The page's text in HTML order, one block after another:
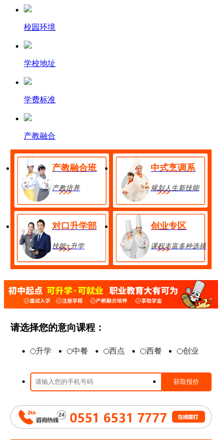
校园环境
学校地址
学费标准
产教融合
产教融合班
产教培养
中式烹调系
规划人生新技能
对口升学部
技能+升学
创业专区
课程丰富多种选择
请选择您的意向课程：
升学 中餐 西点 西餐 创业
金典总厨班 28人
时尚西点班23人 享助学金 技能+升学 在线报名
大厨精英班32人 享助学金技能+升学
高端私厨班22人享助学金技能+就业 在线报名